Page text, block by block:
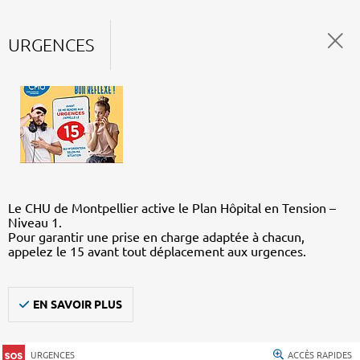
URGENCES
Le CHU de Montpellier active le Plan Hôpital en Tension –
Niveau 1.
Pour garantir une prise en charge adaptée à chacun,
appelez le 15 avant tout déplacement aux urgences.
EN SAVOIR PLUS
URGENCES ACCÈS RAPIDES